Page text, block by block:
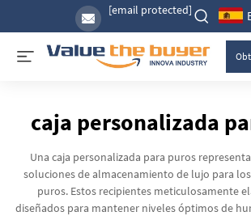
[email protected]
caja personalizada
Una caja personalizada para puros
soluciones de almacenamiento de lujo para
puros. Estos recipientes meticulosamente
diseñados para mantener niveles óptimos de